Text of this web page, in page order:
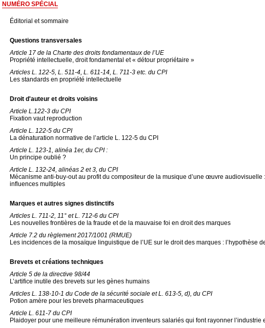
NUMÉRO SPÉCIAL
Éditorial et sommaire
Questions transversales
Article 17 de la Charte des droits fondamentaux de l’UE
Propriété intellectuelle, droit fondamental et « détour propriétaire »
Articles L. 122-5, L. 511-4, L. 611-14, L. 711-3 etc. du CPI
Les standards en propriété intellectuelle
Droit d'auteur et droits voisins
Article L.122-3 du CPI
Fixation vaut reproduction
Article L. 122-5 du CPI
La dénaturation normative de l’article L. 122-5 du CPI
Article L. 123-1, alinéa 1er, du CPI :
Un principe oublié ?
Article L. 132-24, alinéas 2 et 3, du CPI
Mécanisme anti-buy-out au profit du compositeur de la musique d’une œuvre audiovisuelle
influences multiples
Marques et autres signes distinctifs
Articles L. 711-2, 11° et L. 712-6 du CPI
Les nouvelles frontières de la fraude et de la mauvaise foi en droit des marques
Article 7.2 du règlement 2017/1001 (RMUE)
Les incidences de la mosaïque linguistique de l’UE sur le droit des marques : l’hypothèse
Brevets et créations techniques
Article 5 de la directive 98/44
L’artifice inutile des brevets sur les gènes humains
Articles L. 138-10-1 du Code de la sécurité sociale et L. 613-5, d), du CPI
Potion amère pour les brevets pharmaceutiques
Article L. 611-7 du CPI
Plaidoyer pour une meilleure rémunération inventeurs salariés qui font rayonner l’industrie